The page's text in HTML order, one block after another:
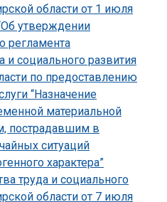
области от 1 июля
утверждении
регламента
и социального развития
по предоставлению
“Назначение
материальной
пострадавшим в
ситуаций
характера”
труда и социального
области от 7 июля